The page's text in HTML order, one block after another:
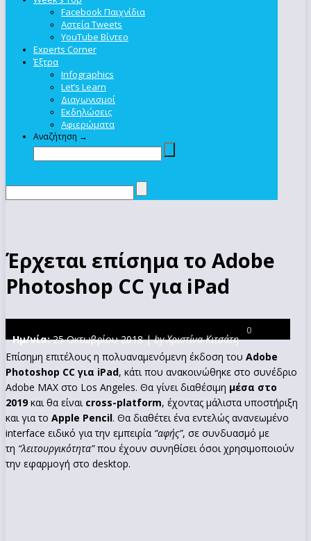
Facebook Παιχνίδια
Αστεία Tweets
YouTube Βίντεο
Experts Corner
Έξτρα
Infographics
Let’s Learn
Διαγωνισμοί
Εκδηλώσεις
Αφιερώματα
Αναζήτηση →
Έρχεται επίσημα το Adobe
Photoshop CC για iPad
Ημ/νία:25 Οκτωβρίου 2018 |by Χριστίνα Κιτσάτη
0
Επίσημη επιτέλους η πολυαναμενόμενη έκδοση του Adobe
Photoshop CC για iPad, κάτι που ανακοινώθηκε στο συνέδριο
Adobe MAX στο Los Angeles. Θα γίνει διαθέσιμη μέσα στο
2019και θα είναι cross-platform, έχοντας μάλιστα υποστήριξη
και για το Apple Pencil. Θα διαθέτει ένα εντελώς ανανεωμένο
interface ειδικό για την εμπειρία “αφής”, σε συνδυασμό με
τη “λειτουργικότητα”που έχουν συνηθίσει όσοι χρησιμοποιούν
την εφαρμογή στο desktop.